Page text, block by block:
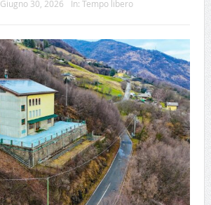
Giugno 30, 2026 In: Tempo libero